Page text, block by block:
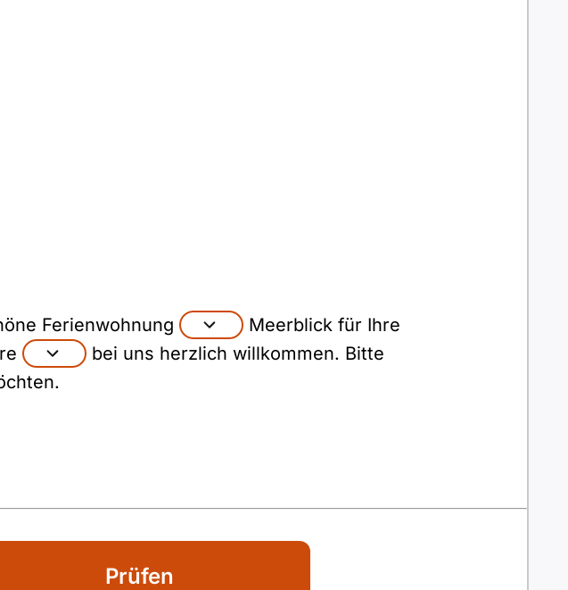
Ferienwohnung
Meerblick für Ihre
bei uns herzlich willkommen. Bitte
Prüfen